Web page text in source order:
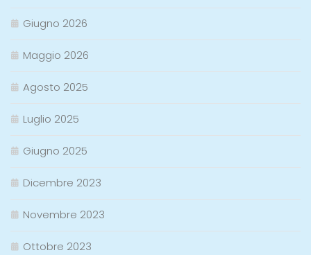
Giugno 2026
Maggio 2026
Agosto 2025
Luglio 2025
Giugno 2025
Dicembre 2023
Novembre 2023
Ottobre 2023